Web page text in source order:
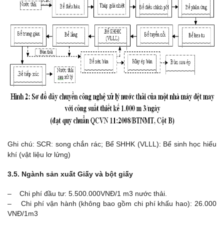
Ghi chú: SCR: song chắn rác; Bể SHHK (VLLL): Bể sinh học hiếu
khí (vật liệu lơ lửng)
3.5. Ngành sản xuất Giấy và bột giấy
– Chi phí đầu tư: 5.500.000VNĐ/1 m3 nước thải.
– Chi phí vận hành (không bao gồm chi phí khấu hao): 26.000
VNĐ/1m3